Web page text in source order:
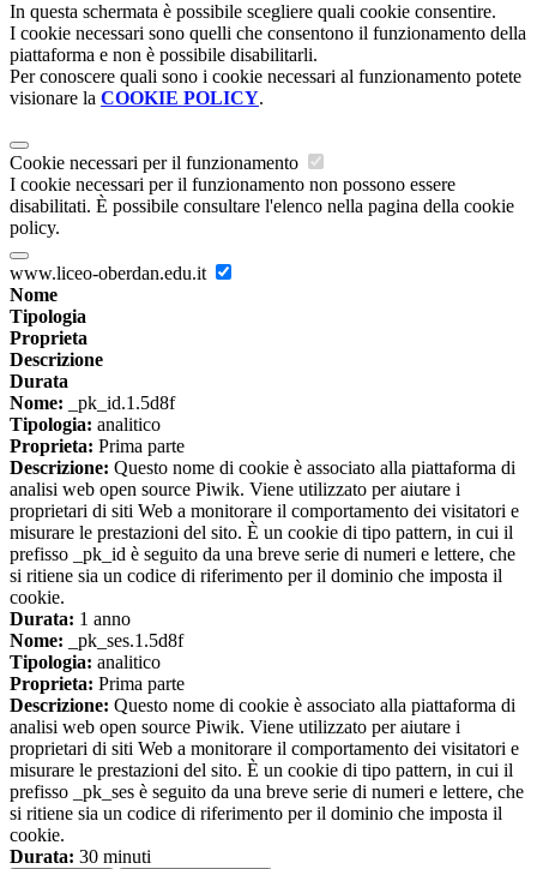
In questa schermata è possibile scegliere quali cookie consentire.
I cookie necessari sono quelli che consentono il funzionamento della
piattaforma e non è possibile disabilitarli.
Per conoscere quali sono i cookie necessari al funzionamento potete
visionare la COOKIE POLICY.
Cookie necessari per il funzionamento
I cookie necessari per il funzionamento non possono essere
disabilitati. È possibile consultare l'elenco nella pagina della cookie
policy.
www.liceo-oberdan.edu.it
Nome
Tipologia
Proprieta
Descrizione
Durata
Nome: _pk_id.1.5d8f
Tipologia: analitico
Proprieta: Prima parte
Descrizione: Questo nome di cookie è associato alla piattaforma di
analisi web open source Piwik. Viene utilizzato per aiutare i
proprietari di siti Web a monitorare il comportamento dei visitatori e
misurare le prestazioni del sito. È un cookie di tipo pattern, in cui il
prefisso _pk_id è seguito da una breve serie di numeri e lettere, che
si ritiene sia un codice di riferimento per il dominio che imposta il
cookie.
Durata: 1 anno
Nome: _pk_ses.1.5d8f
Tipologia: analitico
Proprieta: Prima parte
Descrizione: Questo nome di cookie è associato alla piattaforma di
analisi web open source Piwik. Viene utilizzato per aiutare i
proprietari di siti Web a monitorare il comportamento dei visitatori e
misurare le prestazioni del sito. È un cookie di tipo pattern, in cui il
prefisso _pk_ses è seguito da una breve serie di numeri e lettere, che
si ritiene sia un codice di riferimento per il dominio che imposta il
cookie.
Durata: 30 minuti